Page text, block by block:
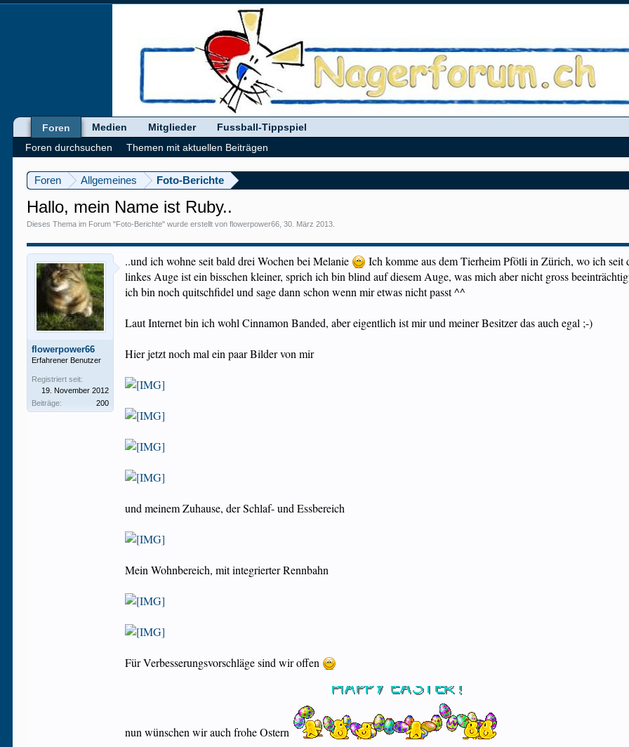
Foren Allgemeines Foto-Berichte
Hallo, mein Name ist Ruby..
Dieses Thema im Forum "Foto-Berichte" wurde erstellt vonflowerpower66 ,30. März 2013
flowerpower66
Erfahrener Benutzer
Registriert seit:
19. November 2012
Beiträge:
200
..und ich wohne seit bald drei Wochen bei Melanie
Ich komme aus dem Tierheim Pfötli in Zürich, wo ich seit
linkes Auge ist ein bisschen kleiner, sprich ich bin blind auf diesem Auge, was mich aber nicht gross
ich bin noch quitschfidel und sage dann schon wenn mir etwas nicht passt ^^
Laut Internet bin ich wohl Cinnamon Banded, aber eigentlich ist mir und meiner Besitzer das auch egal ;-)
Hier jetzt noch mal ein paar Bilder von mir
und meinem Zuhause, der Schlaf- und Essbereich
Mein Wohnbereich, mit integrierter Rennbahn
Für Verbesserungsvorschläge sind wir offen
nun wünschen wir auch frohe Ostern
Foren
Foren durchsuchen
Themen mit aktuellen Beiträgen
Medien Mitglieder Fussball-Tippspiel